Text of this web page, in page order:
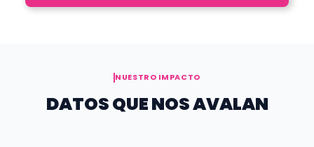
NUESTRO IMPACTO
DATOS QUE NOS AVALAN